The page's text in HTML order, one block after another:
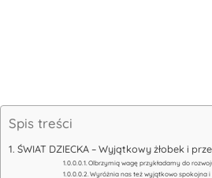
Spis treści
ŚWIAT DZIECKA – Wyjątkowy żłobek i
Olbrzymią wagę przykładamy do
Wyróżnia nas też wyjątkowo spokojna i